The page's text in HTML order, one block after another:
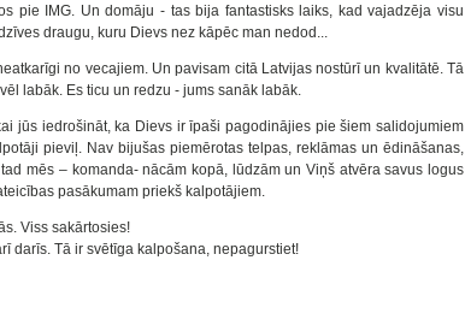
pie IMG. Un domāju - tas bija fantastisks laiks, kad vajadzēja visu
draugu, kuru Dievs nez kāpēc man nedod...
no vecajiem. Un pavisam citā Latvijas nostūrī un kvalitātē. Tā
labāk. Es ticu un redzu - jums sanāk labāk.
jūs iedrošināt, ka Dievs ir īpaši pagodinājies pie šiem salidojumiem
pieviļ. Nav bijušas piemērotas telpas, reklāmas un ēdināšanas,
mēs – komanda- nācām kopā, lūdzām un Viņš atvēra savus logus
pasākumam priekš kalpotājiem.
Viss sakārtosies!
darīs. Tā ir svētīga kalpošana, nepagurstiet!